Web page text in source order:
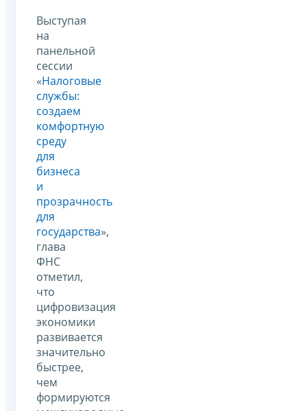
Выступая
на
панельной
сессии
«Налоговые
службы:
создаем
комфортную
среду
для
бизнеса
и
прозрачность
для
государства»,
глава
ФНС
отметил,
что
цифровизация
экономики
развивается
значительно
быстрее,
чем
формируются